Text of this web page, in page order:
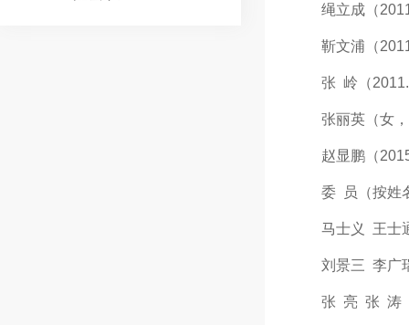
绳立成（
靳文浦（
张 岭（
张丽英（女，
赵显鹏（
委 员（按姓名
马士义 王士通
刘景三 李广瑞
张 亮 张 涛 赵